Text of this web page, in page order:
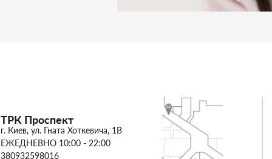
ТРК Проспект
г. Киев, ул. Гната Хоткевича, 1В
ЕЖЕДНЕВНО 10:00 - 22:00
380932598016